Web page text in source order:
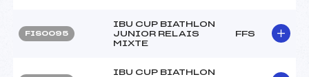
FIS0095
IBU CUP BIATHLON
JUNIOR RELAIS
MIXTE
FFS
IBU CUP BIATHLON